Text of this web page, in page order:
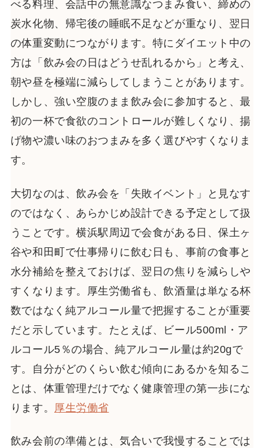
べる料理、会話中の無意識なつまみ食い、締めの
炭水化物、帰宅後の睡眠不足などが重なり、翌日
の体重変動につながります。特にダイエット中の
方は「飲み会の日はどうせ乱れるから」と考え、
朝や昼を極端に減らしてしまうことがあります。
しかし、強い空腹のまま飲み会に参加すると、最
初の一杯で食欲のコントロールが難しくなり、揚
げ物や濃い味のおつまみを多く選びやすくなりま
す。
大切なのは、飲み会を「失敗イベント」と見なす
のではなく、あらかじめ設計できる予定として扱
うことです。横浜駅周辺で会食がある日、保土ヶ
谷や和田町で仕事帰りに飲む日も、事前の食事と
水分補給を整えておけば、翌日の焦りを減らしや
すくなります。厚生労働省も、飲酒量は単なる杯
数ではなく純アルコール量で把握することが重要
だと示しています。たとえば、ビール500ml・ア
ルコール5％の場合、純アルコール量は約20gで
す。自分がどのくらい飲む傾向にあるかを知るこ
とは、体重管理だけでなく健康管理の第一歩にな
ります。 厚生労働省
飲み会前の準備とは、気合いで我慢することでは